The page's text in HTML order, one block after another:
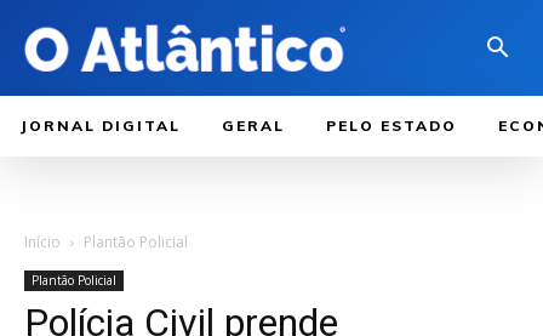
JORNAL DIGITAL GERAL PELO ESTADO
Início Plantão Policial
Plantão Policial
Polícia Civil prende